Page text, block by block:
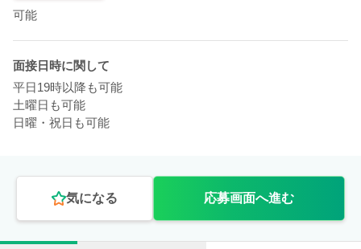
可能
面接日時に関して
平日19時以降も可能
土曜日も可能
日曜・祝日も可能
気になる 応募画面へ進む